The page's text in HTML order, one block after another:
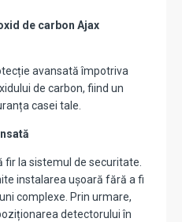
de carbon Ajax
avansată împotriva
de carbon, fiind un
casei tale.
la sistemul de securitate.
instalarea ușoară fără a fi
complexe. Prin urmare,
detectorului în